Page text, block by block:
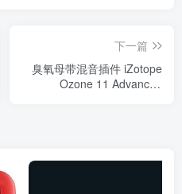
下一篇
臭氧母带混音插件 iZotope
Ozone 11 Advanced